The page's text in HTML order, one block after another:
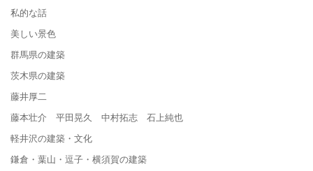
私的な話
美しい景色
群馬県の建築
茨木県の建築
藤井厚二
藤本壮介 平田晃久 中村拓志 石上純也
軽井沢の建築・文化
鎌倉・葉山・逗子・横須賀の建築